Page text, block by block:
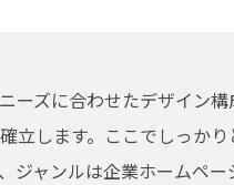
ーズに合わせたデザイン
立します。ここでしっか
ジャンルは企業ホームペ